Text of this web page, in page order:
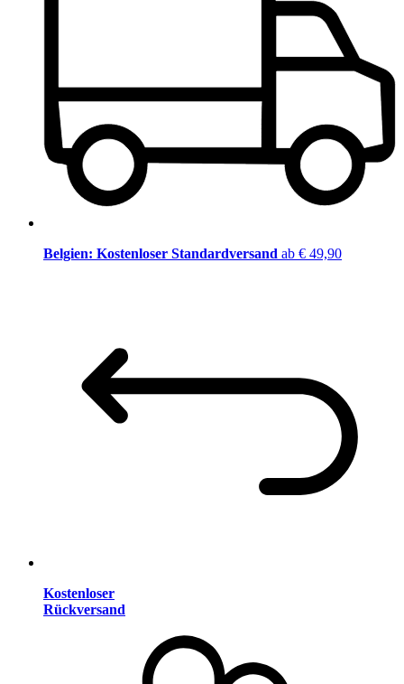
Belgien: Kostenloser Standardversand ab € 49,90
Kostenloser
Rückversand